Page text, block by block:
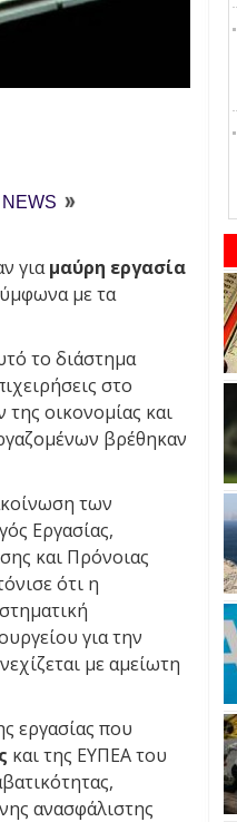
γιαμαύρη εργασία
με τα
το διάστημα
στο
οικονομίας και
βρέθηκαν
των
Εργασίας,
και Πρόνοιας
ότι η
για την
με αμείωτη
εργασίας που
και της ΕΥΠΕΑ του
ανασφάλιστης